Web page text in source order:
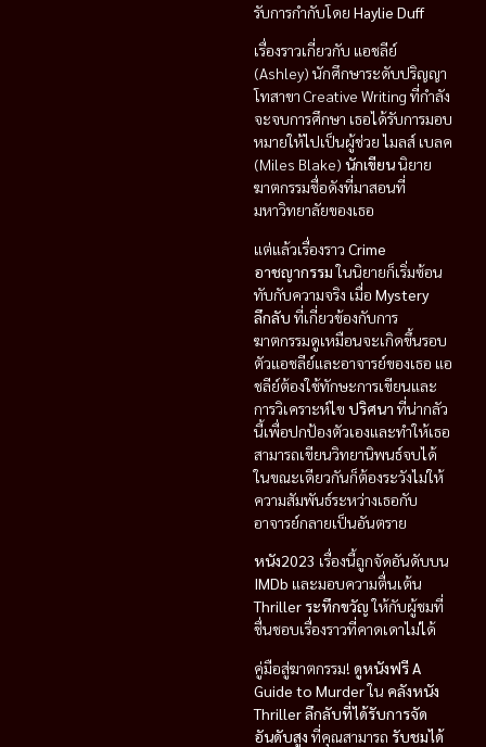
รับการกำกับโดย Haylie Duff
เรื่องราวเกี่ยวกับ แอชลีย์
(Ashley) นักศึกษาระดับปริญญา
โทสาขา Creative Writing ที่กำลัง
จะจบการศึกษา เธอได้รับการมอบ
หมายให้ไปเป็นผู้ช่วย ไมลส์ เบลค
(Miles Blake) นักเขียนนิยาย
ฆาตกรรมชื่อดังที่มาสอนที่
มหาวิทยาลัยของเธอ
แต่แล้วเรื่องราว Crime
อาชญากรรมในนิยายก็เริ่มซ้อน
ทับกับความจริง เมื่อ Mystery
ลึกลับ ที่เกี่ยวข้องกับการ
ฆาตกรรมดูเหมือนจะเกิดขึ้นรอบ
ตัวแอชลีย์และอาจารย์ของเธอ แอ
ชลีย์ต้องใช้ทักษะการเขียนและ
การวิเคราะห์ไข ปริศนา ที่น่ากลัว
นี้เพื่อปกป้องตัวเองและทำให้เธอ
สามารถเขียนวิทยานิพนธ์จบได้
ในขณะเดียวกันก็ต้องระวังไม่ให้
ความสัมพันธ์ระหว่างเธอกับ
อาจารย์กลายเป็นอันตราย
หนัง2023 เรื่องนี้ถูกจัดอันดับบน
IMDb และมอบความตื่นเต้น
Thriller ระทึกขวัญให้กับผู้ชมที่
ชื่นชอบเรื่องราวที่คาดเดาไม่ได้
คู่มือสู่ฆาตกรรม! ดูหนังฟรี A
Guide to Murderใน คลังหนัง
Thriller ลึกลับที่ได้รับการจัด
อันดับสูง ที่คุณสามารถ รับชมได้